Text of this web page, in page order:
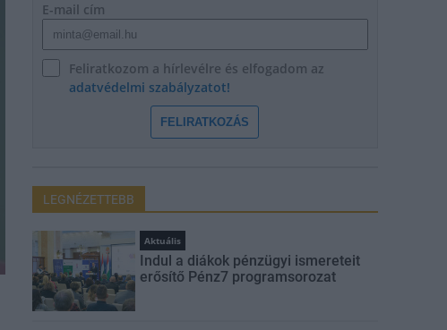
E-mail cím
Feliratkozom a hírlevélre és elfogadom az
adatvédelmi szabályzatot!
FELIRATKOZÁS
LEGNÉZETTEBB
Aktuális
Indul a diákok pénzügyi ismereteit
erősítő Pénz7 programsorozat